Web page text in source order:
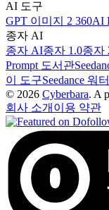
AI 도구
GPT 이미지 2 360AI
종자 AI
종자 AI종자 1.0종자
Prompt 도서관
이 도구Seedance 워
© 2026 Cyberbara. A
회사 소개 이용 약관